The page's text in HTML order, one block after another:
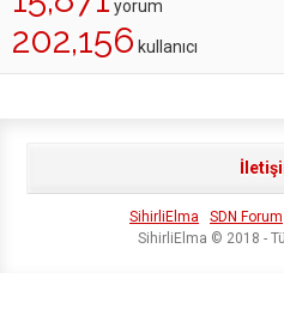
yorum
202,156 kullanıcı
SihirliElma SDN Forum
SihirliElma © 2018 -